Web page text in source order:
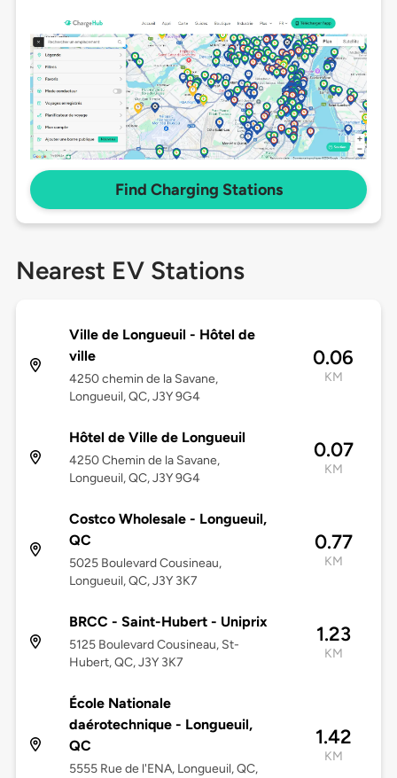
Find Charging Stations
Nearest EV Stations
Ville de Longueuil - Hôtel de
ville
4250 chemin de la Savane,
Longueuil, QC, J3Y 9G4
0.06
KM
Hôtel de Ville de Longueuil
4250 Chemin de la Savane,
Longueuil, QC, J3Y 9G4
0.07
KM
Costco Wholesale - Longueuil,
QC
5025 Boulevard Cousineau,
Longueuil, QC, J3Y 3K7
0.77
KM
BRCC - Saint-Hubert - Uniprix
5125 Boulevard Cousineau, St-
Hubert, QC, J3Y 3K7
1.23
KM
École Nationale
daérotechnique - Longueuil,
QC
5555 Rue de l'ENA, Longueuil, QC,
1.42
KM